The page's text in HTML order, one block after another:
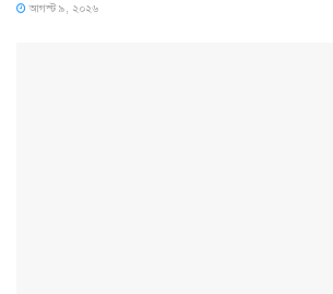
আগস্ট ৯, ২০২৬